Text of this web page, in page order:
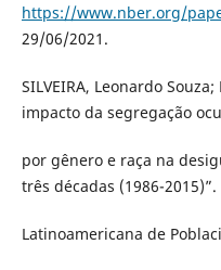
https://www.nber.org/
29/06/2021.
SILVEIRA, Leonardo
impacto da segregação
por gênero e raça na
três décadas (1986-2015)”.
Latinoamericana de